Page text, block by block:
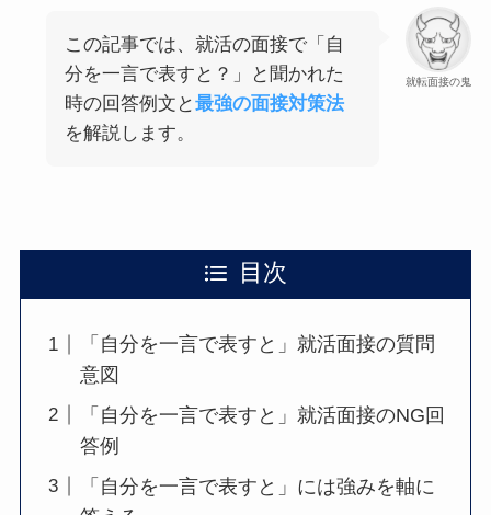
就転面接の鬼
この記事では、就活の面接で「自
分を一言で表すと？」と聞かれた
時の回答例文と最強の面接対策法
を解説します。
目次
「自分を一言で表すと」就活面接の質問
意図
「自分を一言で表すと」就活面接のNG回
答例
「自分を一言で表すと」には強みを軸に